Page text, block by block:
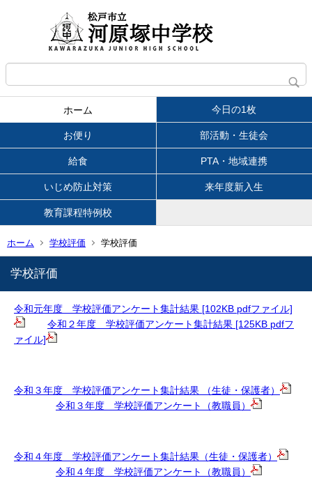
ホーム 今日の1枚
お便り 部活動・生徒会
給食 PTA・地域連携
いじめ防止対策 来年度新入生
教育課程特例校
ホーム 学校評価 学校評価
学校評価
令和元年度 学校評価アンケート集計結果 [102KB pdfファイル]
令和２年度 学校評価アンケート集計結果 [125KB pdfフ
ァイル]
令和３年度 学校評価アンケート集計結果 （生徒・保護者）
令和３年度 学校評価アンケート（教職員）
令和４年度 学校評価アンケート集計結果（生徒・保護者）
令和４年度 学校評価アンケート（教職員）